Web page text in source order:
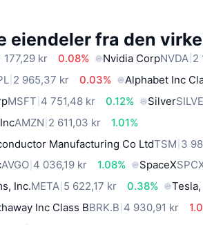
eiendeler fra den
177,29 kr 0.08% Nvidia CorpNVDA 2
2 965,37 kr 0.03% Alphabet Inc
MSFT 4 751,48 kr 0.12% Silver
AMZN 2 611,03 kr
1.01%
Manufacturing Co LtdTSM 3
AVGO 4 036,19 kr 1.08% SpaceX
Inc.META 5 622,17 kr 0.38%
Inc Class BBRK.B 4 930,91 kr